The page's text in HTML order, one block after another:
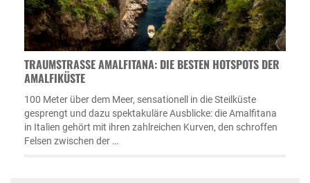
TRAUMSTRASSE AMALFITANA: DIE BESTEN HOTSPOTS DER A
MALFIKÜSTE
100 Meter über dem Meer, sensationell in die Steilküste
gesprengt und dazu spektakuläre Ausblicke: die Amalfitana
in Italien gehört mit ihren zahlreichen Kurven, den schroffen
Felsen zwischen der …